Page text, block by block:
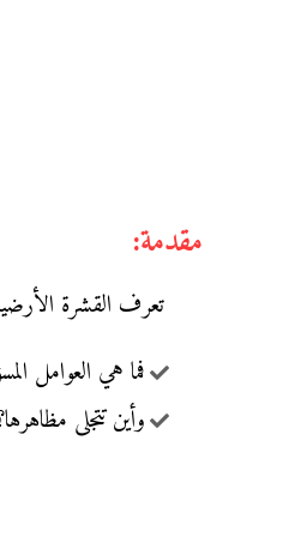
مقدمة:
تعرف القشرة
فما هي العوامل
وأين تتجلى